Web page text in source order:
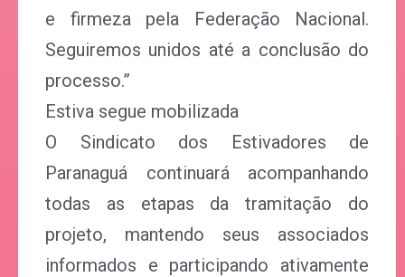
e firmeza pela Federação Nacional.
Seguiremos unidos até a conclusão do
processo.”
Estiva segue mobilizada
O Sindicato dos Estivadores de
Paranaguá continuará acompanhando
todas as etapas da tramitação do
projeto, mantendo seus associados
informados e participando ativamente